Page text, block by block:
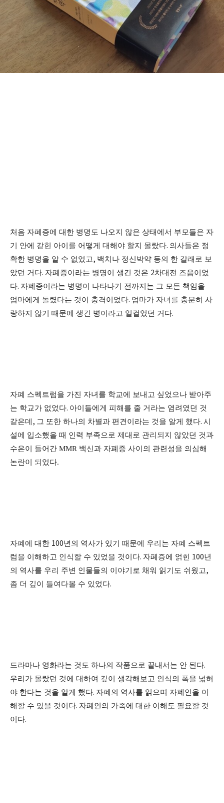
처음 자폐증에 대한 병명도 나오지 않은 상태에서 부모들은 자
기 안에 갇힌 아이를 어떻게 대해야 할지 몰랐다. 의사들은 정
확한 병명을 알 수 없었고, 백치나 정신박약 등의 한 갈래로 보
았던 거다. 자폐증이라는 병명이 생긴 것은 2차대전 즈음이었
다. 자폐증이라는 병명이 나타나기 전까지는 그 모든 책임을
엄마에게 돌렸다는 것이 충격이었다. 엄마가 자녀를 충분히 사
랑하지 않기 때문에 생긴 병이라고 일컬었던 거다.
자폐 스펙트럼을 가진 자녀를 학교에 보내고 싶었으나 받아주
는 학교가 없었다. 아이들에게 피해를 줄 거라는 염려였던 것
같은데 , 그 또한 하나의 차별과 편견이라는 것을 알게 했다. 시
설에 입소했을 때 인력 부족으로 제대로 관리되지 않았던 것과
수은이 들어간 MMR 백신과 자폐증 사이의 관련성을 의심해
논란이 되었다.
자폐에 대한 100년의 역사가 있기 때문에 우리는 자폐 스펙트
럼을 이해하고 인식할 수 있었을 것이다. 자폐증에 얽힌 100년
의 역사를 우리 주변 인물들의 이야기로 채워 읽기도 쉬웠고,
좀 더 깊이 들여다볼 수 있었다.
드라마나 영화라는 것도 하나의 작품으로 끝내서는 안 된다.
우리가 몰랐던 것에 대하여 깊이 생각해보고 인식의 폭을 넓혀
야 한다는 것을 알게 했다. 자폐의 역사를 읽으며 자폐인을 이
해할 수 있을 것이다. 자폐인의 가족에 대한 이해도 필요할 것
이다.